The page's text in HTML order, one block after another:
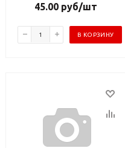
45.00 руб/шт
В КОРЗИНУ